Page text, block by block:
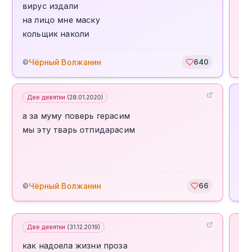
вирус издали
на лицо мне маску
кольщик наколи
©Чёрный Волжанин 640
Две девятки (28.01.2020)
а за муму поверь герасим
мы эту тварь отпидарасим
©Чёрный Волжанин 66
Две девятки (31.12.2019)
как надоела жизни проза